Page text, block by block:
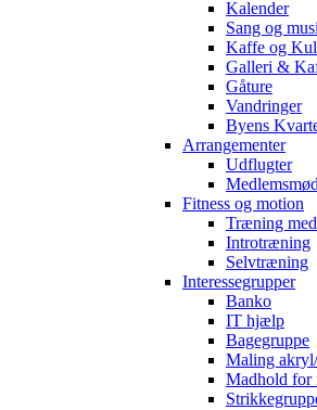
Kalender
Sang og
Kaffe og
Galleri &
Gåture
Vandringer
Byens
Arrangementer
Udflugter
Fitness og motion
Træning
Introtræning
Selvtræning
Interessegrupper
Banko
IT hjælp
Bagegruppe
Maling
Madhold for